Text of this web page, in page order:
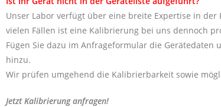
Unser Labor verfügt über eine breite Expertise in
vielen Fällen ist eine Kalibrierung bei uns dennoch
Fügen Sie dazu im Anfrageformular die
hinzu.
Wir prüfen umgehend die Kalibrierbarkeit sowie
Jetzt Kalibrierung anfragen!